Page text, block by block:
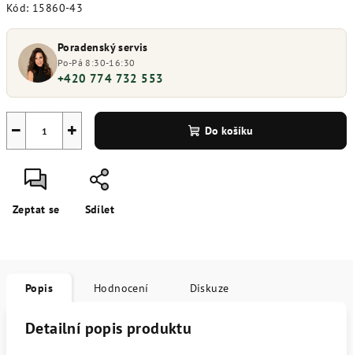
Kód: 15860-43
Poradenský servis
Po-Pá 8:30-16:30
+420 774 732 553
+
− Do košíku
Zeptat se Sdílet
Popis Hodnocení Diskuze
Detailní popis produktu